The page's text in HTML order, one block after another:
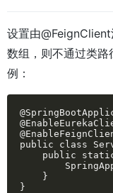
设置由
数组，则不通过类
例：
public class
public static
}
}